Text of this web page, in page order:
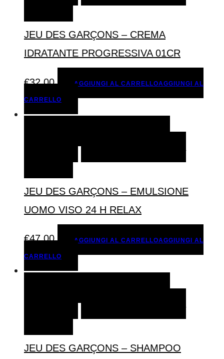
JEU DES GARÇONS – CREMA
IDRATANTE PROGRESSIVA 01CR
€32,00 AGGIUNGI AL CARRELLOAGGIUNGI AL
CARRELLO
AGGIUNGI AL
JEU DES GARÇONS – EMULSIONE
UOMO VISO 24 H RELAX
€47,00 AGGIUNGI AL CARRELLOAGGIUNGI AL
CARRELLO
AGGIUNGI AL
JEU DES GARÇONS – SHAMPOO